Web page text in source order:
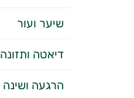
שיער ועור
דיאטה ותזונה
הרגעה ושינה